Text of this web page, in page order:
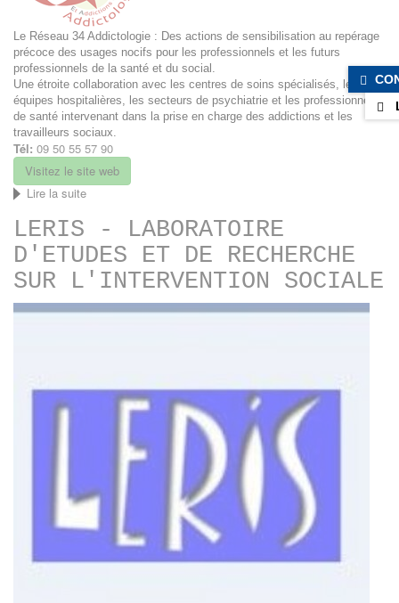
Le Réseau 34 Addictologie : Des actions de sensibilisation au repérage
précoce des usages nocifs pour les professionnels et les futurs
professionnels de la santé et du social.
Une étroite collaboration avec les centres de soins spécialisés, les
équipes hospitalières, les secteurs de psychiatrie et les professionnels
de santé intervenant dans la prise en charge des addictions et les
travailleurs sociaux.
Tél: 09 50 55 57 90
Visitez le site web
Lire la suite
addictologie
LERIS - LABORATOIRE
D'ETUDES ET DE RECHERCHE
SUR L'INTERVENTION SOCIALE